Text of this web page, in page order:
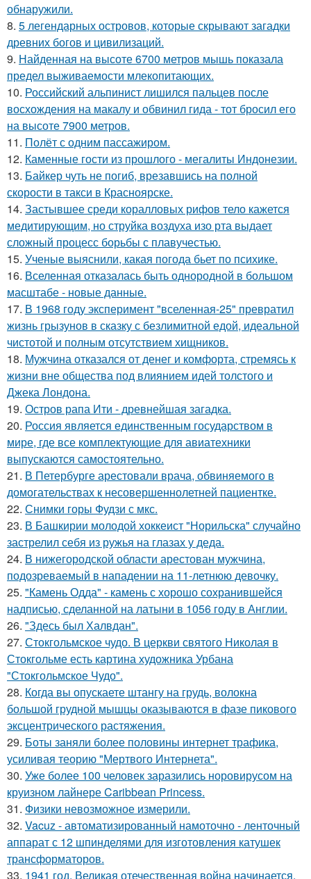
обнаружили.
8. 5 легендарных островов, которые скрывают загадки
древних богов и цивилизаций.
9. Найденная на высоте 6700 метров мышь показала
предел выживаемости млекопитающих.
10. Российский альпинист лишился пальцев после
восхождения на макалу и обвинил гида - тот бросил его
на высоте 7900 метров.
11. Полёт с одним пассажиром.
12. Каменные гости из прошлого - мегалиты Индонезии.
13. Байкер чуть не погиб, врезавшись на полной
скорости в такси в Красноярске.
14. Застывшее среди коралловых рифов тело кажется
медитирующим, но струйка воздуха изо рта выдает
сложный процесс борьбы с плавучестью.
15. Ученые выяснили, какая погода бьет по психике.
16. Вселенная отказалась быть однородной в большом
масштабе - новые данные.
17. В 1968 году эксперимент "вселенная-25" превратил
жизнь грызунов в сказку с безлимитной едой, идеальной
чистотой и полным отсутствием хищников.
18. Мужчина отказался от денег и комфорта, стремясь к
жизни вне общества под влиянием идей толстого и
Джека Лондона.
19. Остров рапа Ити - древнейшая загадка.
20. Россия является единственным государством в
мире, где все комплектующие для авиатехники
выпускаются самостоятельно.
21. В Петербурге арестовали врача, обвиняемого в
домогательствах к несовершеннолетней пациентке.
22. Снимки горы Фудзи с мкс.
23. В Башкирии молодой хоккеист "Норильска" случайно
застрелил себя из ружья на глазах у деда.
24. В нижегородской области арестован мужчина,
подозреваемый в нападении на 11-летнюю девочку.
25. "Камень Одда" - камень с хорошо сохранившейся
надписью, сделанной на латыни в 1056 году в Англии.
26. "Здесь был Халвдан".
27. Стокгольмское чудо. В церкви святого Николая в
Стокгольме есть картина художника Урбана
"Стокгольмское Чудо".
28. Когда вы опускаете штангу на грудь, волокна
большой грудной мышцы оказываются в фазе пикового
эксцентрического растяжения.
29. Боты заняли более половины интернет трафика,
усиливая теорию "Мертвого Интернета".
30. Уже более 100 человек заразились норовирусом на
круизном лайнере Caribbean Princess.
31. Физики невозможное измерили.
32. Vacuz - автоматизированный намоточно - ленточный
аппарат с 12 шпинделями для изготовления катушек
трансформаторов.
33. 1941 год. Великая отечественная война начинается.